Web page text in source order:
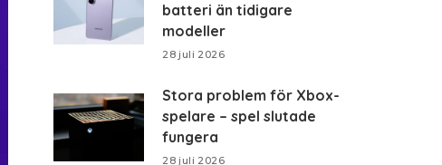
batteri än tidigare
modeller
28 juli 2026
Stora problem för Xbox-
spelare – spel slutade
fungera
28 juli 2026